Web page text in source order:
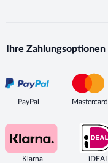
Ihre Zahlungsoptionen
PayPal Mastercard
Klarna iDEAL